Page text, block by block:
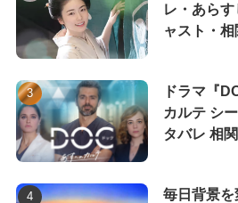
レ・あら
ャスト・相
ドラマ『
カルテ シ
タバレ 相
毎日背景